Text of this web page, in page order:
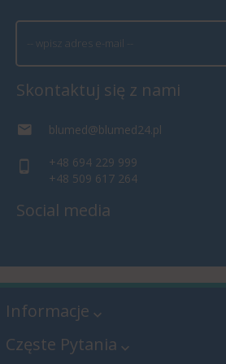
Skontaktuj się z nami
blumed@blumed24.pl
+48 694 229 999
+48 509 617 264
Social media
Informacje
Częste Pytania